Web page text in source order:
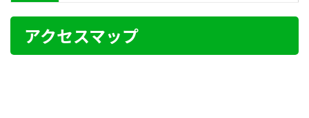
アクセスマップ